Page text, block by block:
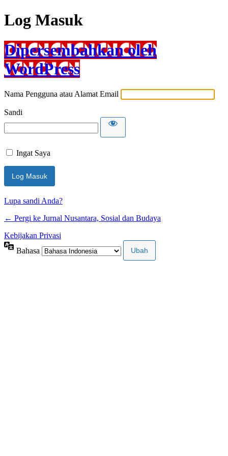
Log Masuk
Dipersembahkan oleh
WordPress
Nama Pengguna atau Alamat Email
Sandi
Ingat Saya
Lupa sandi Anda?
← Pergi ke Jurnal Nusantara, Sosial dan Budaya
Kebijakan Privasi
Bahasa